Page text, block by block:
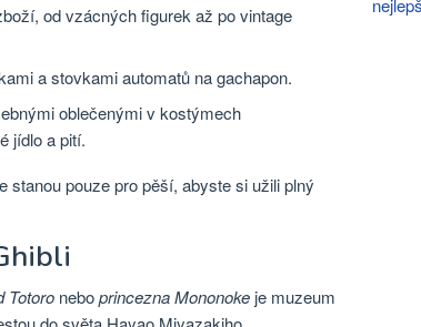
od vzácných figurek až po vintage
a stovkami automatů na gachapon.
oblečenými v kostýmech
jídlo a pití.
pouze pro pěší, abyste si užili plný
Totoro neboprincezna Mononoke je muzeum